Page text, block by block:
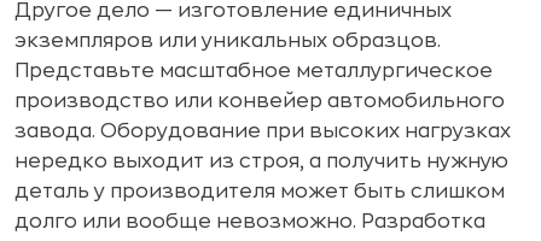
Другое дело — изготовление единичных
экземпляров или уникальных образцов.
Представьте масштабное металлургическое
производство или конвейер автомобильного
завода. Оборудование при высоких нагрузках
нередко выходит из строя, а получить нужную
деталь у производителя может быть слишком
долго или вообще невозможно. Разработка